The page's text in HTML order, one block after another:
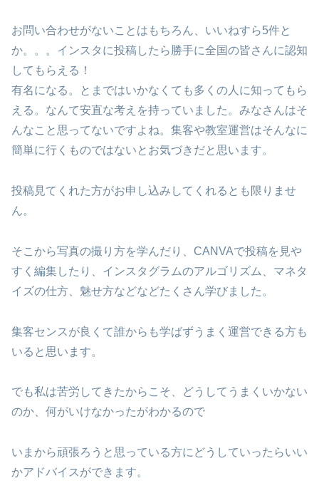
お問い合わせがないことはもちろん、いいねすら5件と
か。。。インスタに投稿したら勝手に全国の皆さんに認知
してもらえる！
有名になる。とまではいかなくても多くの人に知ってもら
える。なんて安直な考えを持っていました。みなさんはそ
んなこと思ってないですよね。集客や教室運営はそんなに
簡単に行くものではないとお気づきだと思います。
投稿見てくれた方がお申し込みしてくれるとも限りませ
ん。
そこから写真の撮り方を学んだり、CANVAで投稿を見や
すく編集したり、インスタグラムのアルゴリズム、マネタ
イズの仕方、魅せ方などなどたくさん学びました。
集客センスが良くて誰からも学ばずうまく運営できる方も
いると思います。
でも私は苦労してきたからこそ、どうしてうまくいかない
のか、何がいけなかったがわかるので
いまから頑張ろうと思っている方にどうしていったらいい
かアドバイスができます。